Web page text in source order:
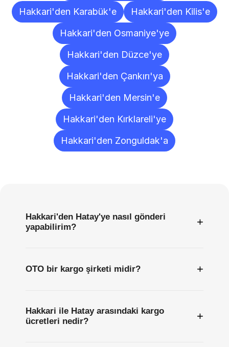
Hakkari'den Karabük'e
Hakkari'den Kilis'e
Hakkari'den Osmaniye'ye
Hakkari'den Düzce'ye
Hakkari'den Çankırı'ya
Hakkari'den Mersin'e
Hakkari'den Kırklareli'ye
Hakkari'den Zonguldak'a
Hakkari'den Hatay'ye nasıl gönderi
yapabilirim?
+
OTO bir kargo şirketi midir? +
Hakkari ile Hatay arasındaki kargo
ücretleri nedir?
+